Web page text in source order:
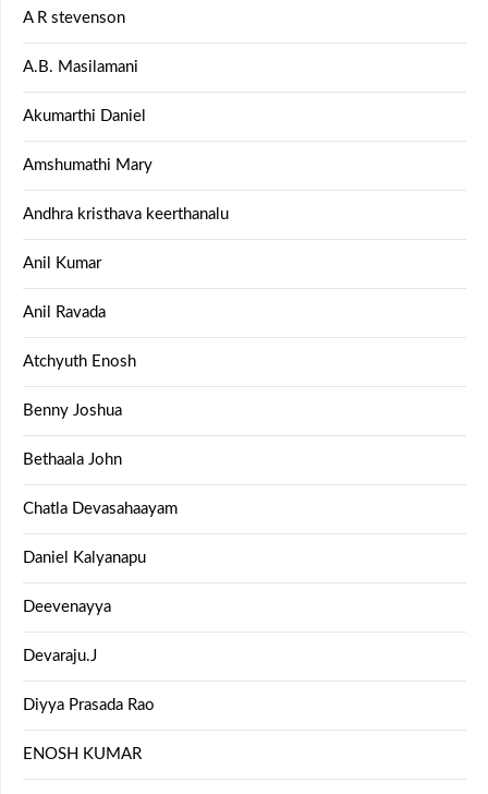
A R stevenson
A.B. Masilamani
Akumarthi Daniel
Amshumathi Mary
Andhra kristhava keerthanalu
Anil Kumar
Anil Ravada
Atchyuth Enosh
Benny Joshua
Bethaala John
Chatla Devasahaayam
Daniel Kalyanapu
Deevenayya
Devaraju.J
Diyya Prasada Rao
ENOSH KUMAR